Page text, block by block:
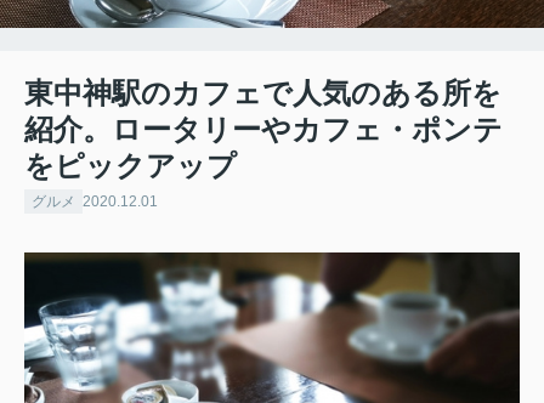
東中神駅のカフェで人気のある所を
紹介。ロータリーやカフェ・ポンテ
をピックアップ
グルメ 2020.12.01